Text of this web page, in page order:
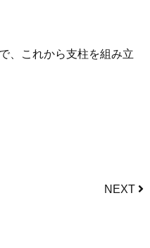
、これから支柱を組み立
NEXT